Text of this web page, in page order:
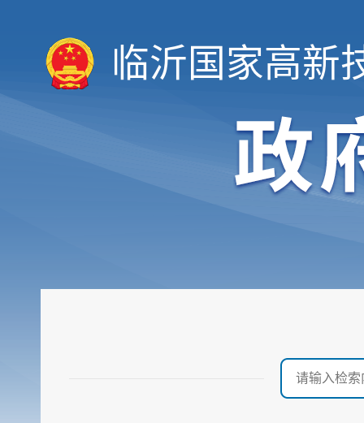
临沂国家高新